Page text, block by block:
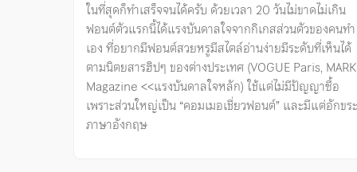
ในที่สุดก็ทำเสร็จจนได้ครับ ด้วยเวลา 20 วันไม่ขาดไม่เกิน
ฟอนต์ตัวแรกนี้ได้แรงบันดาลใจจากกิเกสส่วนตัวของคนทำ
เอง ที่อยากมีฟอนต์สวยหรูมีสไตล์อ่านง่ายมีระดับที่เห็นได้
ตามนิตยสารฮิปๆ ของต่างประเทศ (VOGUE Paris, MARK
Magazine <<แรงบันดาลใจหลัก) ใช้แต่ไม่มีปัญญาซื้อ
เพราะส่วนใหญ่เป็น “คอมเมอเชี่ยวฟอนต์” และมีแต่อักขระ
ภาษาอังกฤษ